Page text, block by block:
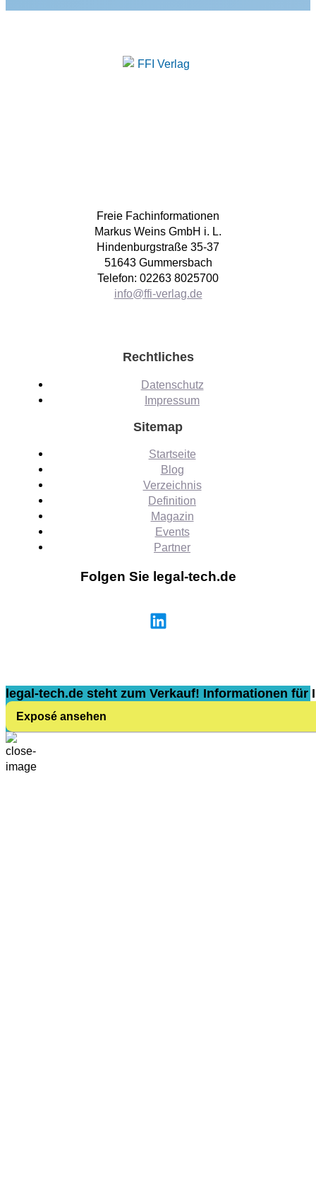
Freie Fachinformationen
Markus Weins GmbH i. L.
Hindenburgstraße 35-37
51643 Gummersbach
Telefon: 02263 8025700
info@ffi-verlag.de
Rechtliches
Datenschutz
Impressum
Sitemap
Startseite
Blog
Verzeichnis
Definition
Magazin
Events
Partner
Folgen Sie legal-tech.de
legal-tech.de steht zum Verkauf! Informationen für
Exposé ansehen